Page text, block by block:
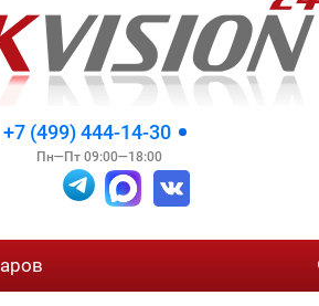
+7 (499) 444-14-30
Пн—Пт 09:00—18:00